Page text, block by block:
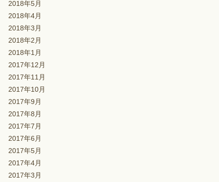
2018年5月
2018年4月
2018年3月
2018年2月
2018年1月
2017年12月
2017年11月
2017年10月
2017年9月
2017年8月
2017年7月
2017年6月
2017年5月
2017年4月
2017年3月